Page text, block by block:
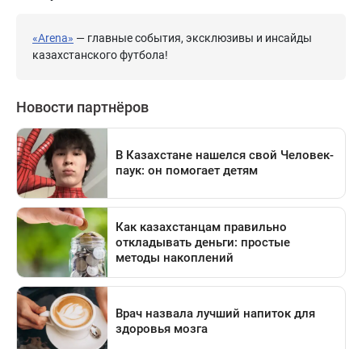
«Arena» — главные события, эксклюзивы и инсайды
казахстанского футбола!